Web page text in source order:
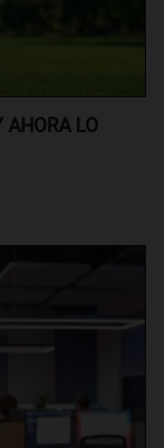
AHORA LO